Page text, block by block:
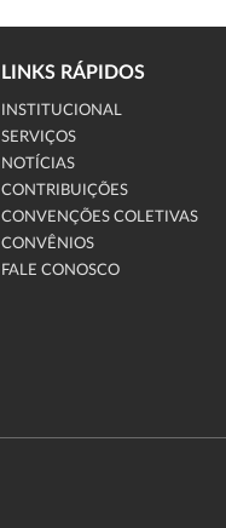
LINKS RÁPIDOS
INSTITUCIONAL
SERVIÇOS
NOTÍCIAS
CONTRIBUIÇÕES
CONVENÇÕES COLETIVAS
CONVÊNIOS
FALE CONOSCO